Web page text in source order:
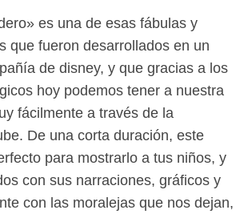
es una de esas fábulas y
que fueron desarrollados en un
de disney, y que gracias a los
hoy podemos tener a nuestra
fácilmente a través de la
De una corta duración, este
para mostrarlo a tus niños, y
con sus narraciones, gráficos y
con las moralejas que nos dejan,